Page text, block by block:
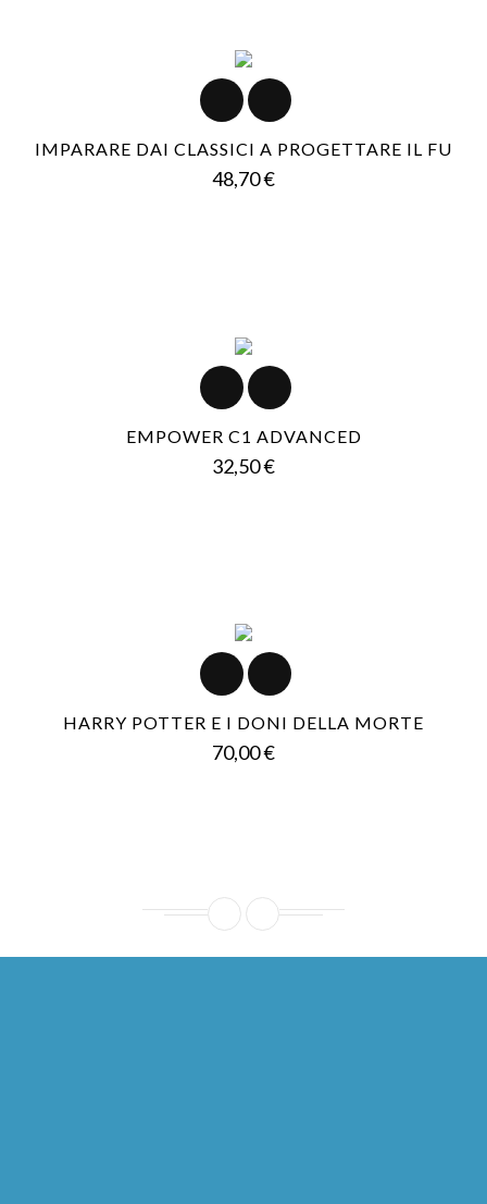
IMPARARE DAI CLASSICI A PROGETTARE IL FU
48,70 €Prezzo
EMPOWER C1 ADVANCED
32,50 €Prezzo
HARRY POTTER E I DONI DELLA MORTE
70,00 €Prezzo